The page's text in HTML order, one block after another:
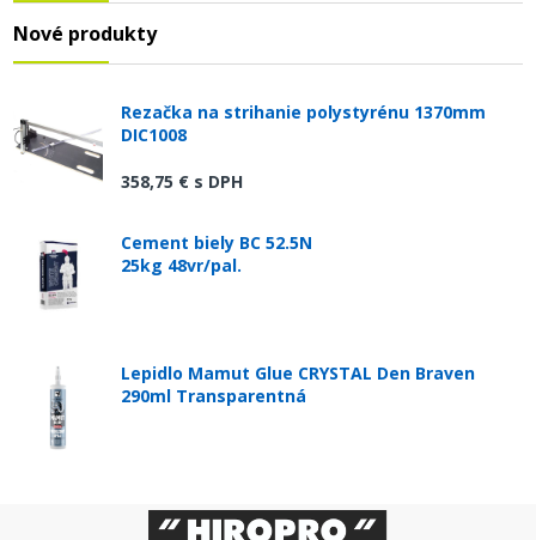
Nové produkty
Rezačka na strihanie polystyrénu 1370mm
DIC1008
358,75 € s DPH
Cement biely BC 52.5N
25kg 48vr/pal.
Lepidlo Mamut Glue CRYSTAL Den Braven
290ml Transparentná